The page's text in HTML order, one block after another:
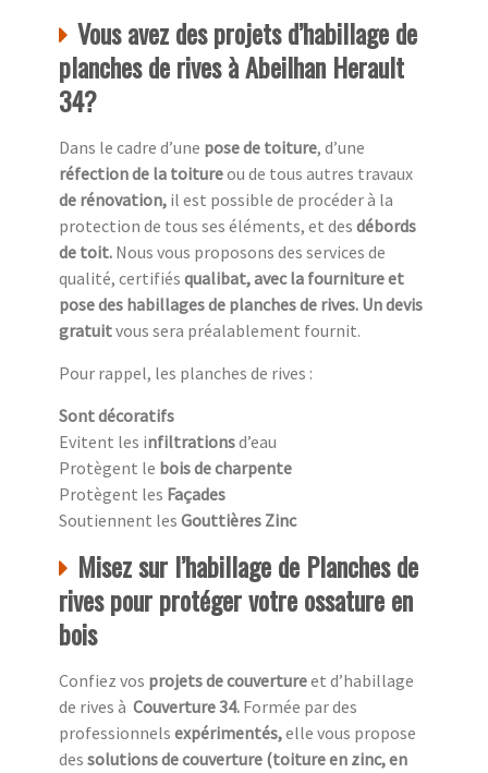
Vous avez des projets d’habillage de
planches de rives à Abeilhan Herault
34?
Dans le cadre d’une pose de toiture, d’une
réfection de la toitureou de tous autres travaux
de rénovation, il est possible de procéder à la
protection de tous ses éléments, et des débords
de toit. Nous vous proposons des services de
qualité, certifiés qualibat, avec la fourniture et
pose des habillages de planches de rives. Un devis
gratuitvous sera préalablement fournit.
Pour rappel, les planches de rives :
Sont décoratifs
Evitent les infiltrationsd’eau
Protègent le bois de charpente
Protègent les Façades
Soutiennent les Gouttières Zinc
Misez sur l’habillage de Planches de
rives pour protéger votre ossature en
bois
Confiez vos projets de couvertureet d’habillage
de rives à Couverture 34. Formée par des
professionnels expérimentés,elle vous propose
des solutions de couverture (toiture en zinc, en